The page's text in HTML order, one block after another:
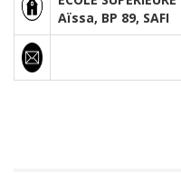
Aïssa, BP 89, SAFI